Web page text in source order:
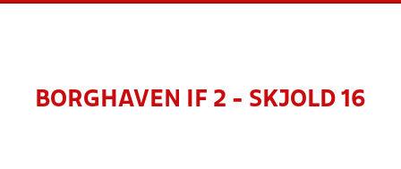
BORGHAVEN IF 2 - SKJOLD 16